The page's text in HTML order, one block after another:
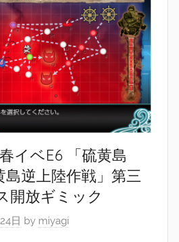
イベE6 「硫黄島
島逆上陸作戦」第三
開放ギミック
日 by miyagi